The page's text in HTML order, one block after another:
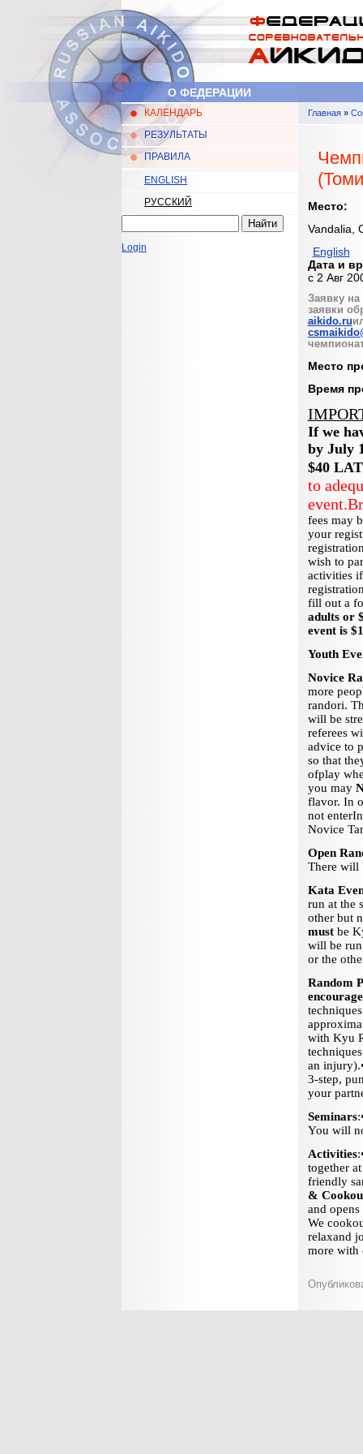
Главное меню
О ФЕДЕРАЦИИ
КАЛЕНДАРЬ
РЕЗУЛЬТАТЫ
ПРАВИЛА
ENGLISH
РУССКИЙ
Форма поиска
Login
ВыГлавная»
Место:
Vandalia,
English
Дата и
с 2 Авг
Заявку
заявки
aikido.ru
Место
Время
If we
by July
$40
to
event.
fees may
your
wish to
activities
fill out a
adults or
event is
Youth
Novice
more
randori.
will be
referees
advice to
so that
ofplay
you may
flavor. In
not enter
Novice
Open
There will
Kata
run at the
other but
mustbe
will be run
or the
Random
with Kyu
an injury).
3-step,
your
Seminars:
You will
Activities:
together
friendly
&
and
We
relaxand
more with